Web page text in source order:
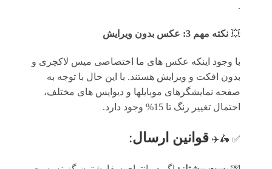
.
💥 نکته مهم 3: عکس بدون ویرایش
با وجود اینکه عکس های ما اختصاصی میس لاکچری و
بدون افکت و ویرایش هستند. با این حال با توجه به
صفحه نمایشگرهای موبایلها و دیوایس های مختلف،
احتمال تغییر رنگ تا 15% وجود دارد.
✅ 🛵✈️ قوانين ارسال: